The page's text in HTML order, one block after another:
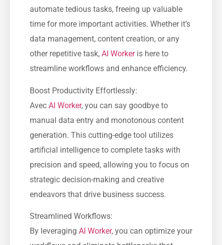
automate tedious tasks, freeing up valuable
time for more important activities. Whether it’s
data management, content creation, or any
other repetitive task, AI Workeris here to
streamline workflows and enhance efficiency.
Boost Productivity Effortlessly:
Avec AI Worker, you can say goodbye to
manual data entry and monotonous content
generation. This cutting-edge tool utilizes
artificial intelligence to complete tasks with
precision and speed, allowing you to focus on
strategic decision-making and creative
endeavors that drive business success.
Streamlined Workflows:
By leveraging AI Worker, you can optimize your